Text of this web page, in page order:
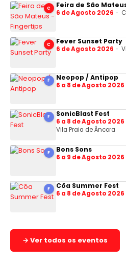
C Feira de São
6 de Agosto 2026
C Fever Sunset Party
6 de Agosto 2026
F Neopop / Antipop
6 a 8 de Agosto 2026
F SonicBlast Fest
6 a 8 de Agosto 2026
Vila Praia de Âncora
F Bons Sons
6 a 9 de Agosto 2026
F Côa Summer Fest
6 a 8 de Agosto 2026
→ Ver todos os eventos